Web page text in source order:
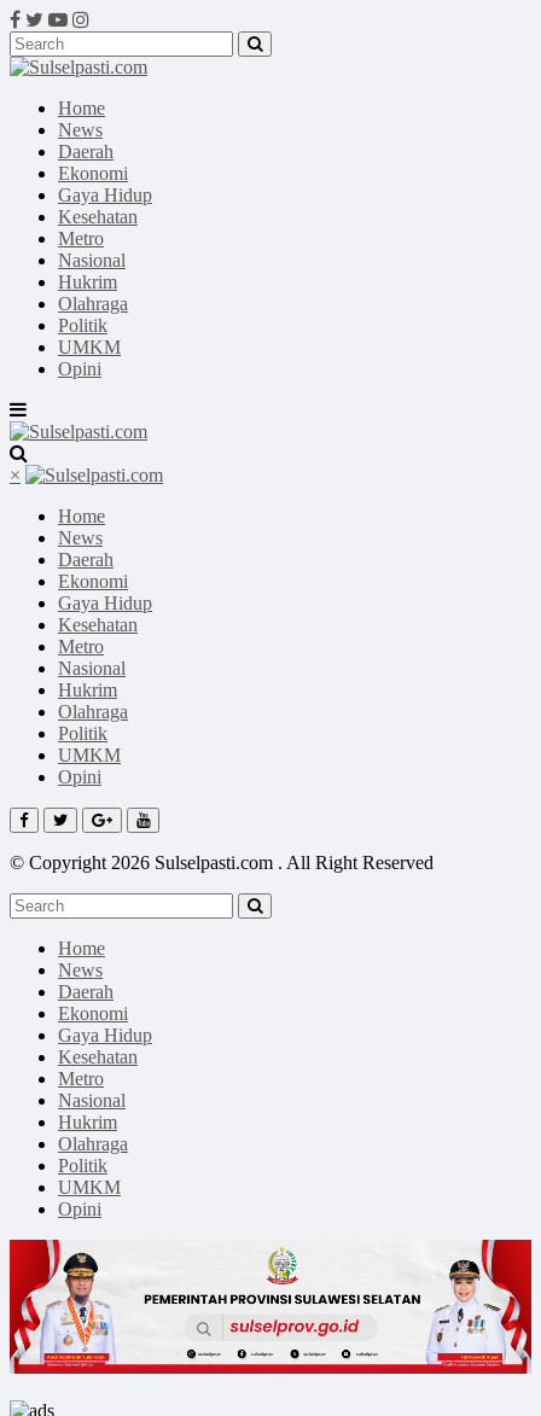
Home
News
Daerah
Ekonomi
Gaya Hidup
Kesehatan
Metro
Nasional
Hukrim
Olahraga
Politik
UMKM
Opini
×
Home
News
Daerah
Ekonomi
Gaya Hidup
Kesehatan
Metro
Nasional
Hukrim
Olahraga
Politik
UMKM
Opini
© Copyright 2026 Sulselpasti.com . All Right Reserved
Home
News
Daerah
Ekonomi
Gaya Hidup
Kesehatan
Metro
Nasional
Hukrim
Olahraga
Politik
UMKM
Opini